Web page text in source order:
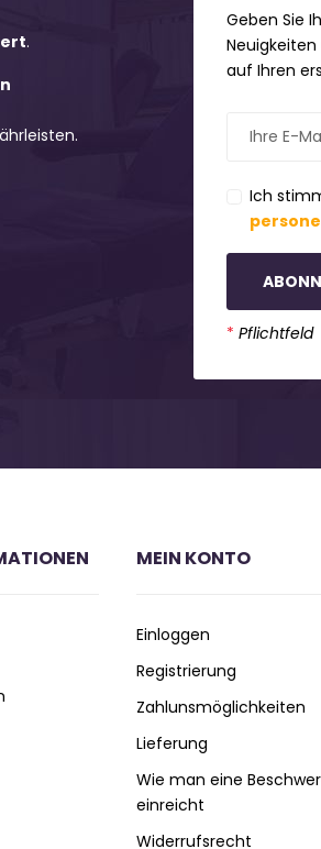
.
Geben Sie
auf Ihren
Ich
* Pflichtfeld
MEIN KONTO
Einloggen
Registrierung
Zahlunsmöglichkeiten
Lieferung
Wie man eine
einreicht
Widerrufsrecht